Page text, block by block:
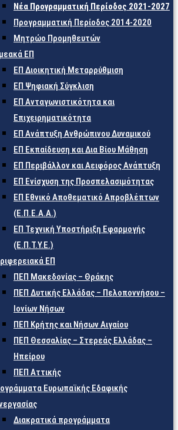
Νέα Προγραμματική Περίοδος 2021-2027
Προγραμματική Περίοδος 2014-2020
Μητρώο Προμηθευτών
ΕΠ
ΕΠ Διοικητική Μεταρρύθμιση
ΕΠ Ψηφιακή Σύγκλιση
ΕΠ Ανταγωνιστικότητα και
Επιχειρηματικότητα
ΕΠ Ανάπτυξη Ανθρώπινου Δυναμικού
ΕΠ Εκπαίδευση και Δια Βίου Μάθηση
ΕΠ Περιβάλλον και Αειφόρος Ανάπτυξη
ΕΠ Ενίσχυση της Προσπελασιμότητας
ΕΠ Εθνικό Αποθεματικό Απροβλέπτων
(Ε.Π.Ε.Α.Α.)
ΕΠ Τεχνική Υποστήριξη Εφαρμογής
(Ε.Π.Τ.Υ.Ε.)
ΕΠ
ΠΕΠ Μακεδονίας – Θράκης
ΠΕΠ Δυτικής Ελλάδας – Πελοποννήσου –
Ιονίων Νήσων
ΠΕΠ Κρήτης και Νήσων Αιγαίου
ΠΕΠ Θεσσαλίας – Στερεάς Ελλάδας –
Ηπείρου
ΠΕΠ Αττικής
Ευρωπαϊκής Εδαφικής
Διακρατικά προγράμματα